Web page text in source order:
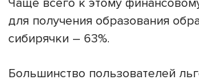
для получения образования
сибирячки – 63%.
Большинство пользователей